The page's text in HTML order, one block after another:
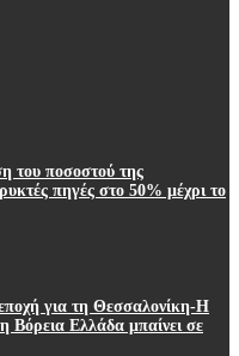
του ποσοστού της
πηγές στο 50% μέχρι το
για τη Θεσσαλονίκη-Η
Βόρεια Ελλάδα μπαίνει σε